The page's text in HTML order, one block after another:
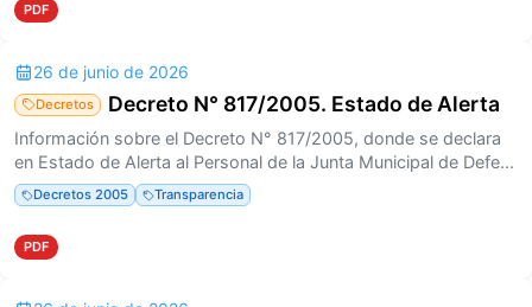
PDF
26 de junio de 2026
Decretos Decreto N° 817/2005. Estado de Alerta
Información sobre el Decreto N° 817/2005, donde se declara
en Estado de Alerta al Personal de la Junta Municipal de Defe...
Decretos 2005 Transparencia
PDF